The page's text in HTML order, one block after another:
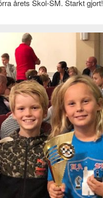
årets Skol-SM. Starkt gjort!